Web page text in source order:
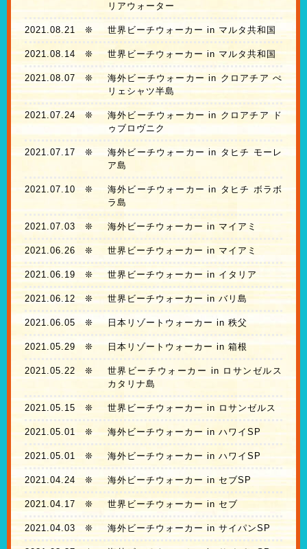
リアウォーター
2021.08.21 ❊ 世界ビーチウォーカー in マルタ共和国
2021.08.14❊ 世界ビーチウォーカー in マルタ共和国
2021.08.07❊
海外ビーチウォーカー in クロアチア ぺ
リェシャツ半島
2021.07.24 ❊
海外ビーチウォーカー in クロアチア ド
ゥブロヴニク
2021.07.17 ❊
海外ビーチウォーカー in タヒチ モーレ
ア島
2021.07.10 ❊
海外ビーチウォーカー in タヒチ ボラボ
ラ島
2021.07.03 ❊ 海外ビーチウォーカー in マイアミ
2021.06.26 ❊ 世界ビーチウォーカー in マイアミ
2021.06.19 ❊ 世界ビーチウォーカー in イタリア
2021.06.12❊ 世界ビーチウォーカー in バリ島
2021.06.05 ❊ 日本リゾートウォーカー in 秩父
2021.05.29 ❊ 日本リゾートウォーカー in 箱根
2021.05.22 ❊
世界ビーチウォーカー in ロサンゼルス
カタリナ島
2021.05.15 ❊ 世界ビーチウォーカー in ロサンゼルス
2021.05.01❊ 海外ビーチウォーカー in ハワイSP
2021.05.01❊ 海外ビーチウォーカー in ハワイSP
2021.04.24 ❊ 海外ビーチウォーカー in セブSP
2021.04.17 ❊ 世界ビーチウォーカー in セブ
2021.04.03❊ 海外ビーチウォーカー in サイパンSP